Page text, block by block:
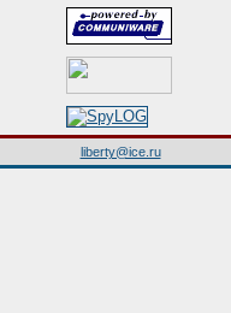
liberty@ice.ru